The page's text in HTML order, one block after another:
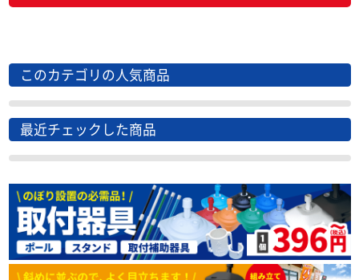
このカテゴリの人気商品
最近チェックした商品